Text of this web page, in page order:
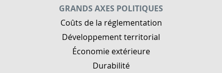
GRANDS AXES POLITIQUES
Coûts de la réglementation
Développement territorial
Économie extérieure
Durabilité